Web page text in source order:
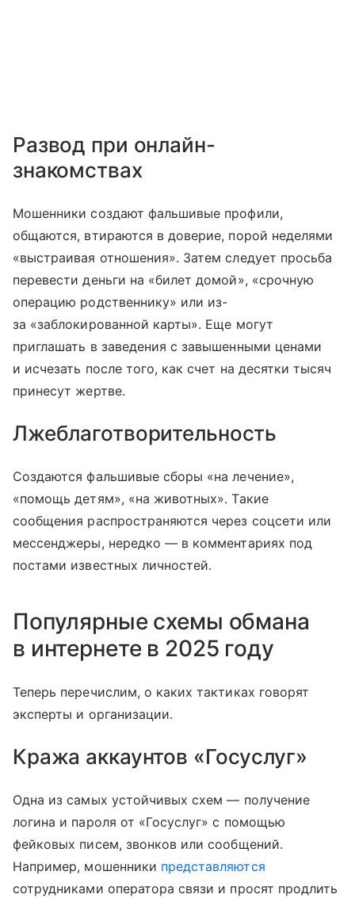
Развод при онлайн-
знакомствах
Мошенники создают фальшивые профили,
общаются, втираются в доверие, порой неделями
«выстраивая отношения». Затем следует просьба
перевести деньги на «билет домой», «срочную
операцию родственнику» или из-
за «заблокированной карты». Еще могут
приглашать в заведения с завышенными ценами
и исчезать после того, как счет на десятки тысяч
принесут жертве.
Лжеблаготворительность
Создаются фальшивые сборы «на лечение»,
«помощь детям», «на животных». Такие
сообщения распространяются через соцсети или
мессенджеры, нередко — в комментариях под
постами известных личностей.
Популярные схемы обмана
в интернете в 2025 году
Теперь перечислим, о каких тактиках говорят
эксперты и организации.
Кража аккаунтов «Госуслуг»
Одна из самых устойчивых схем — получение
логина и пароля от «Госуслуг» с помощью
фейковых писем, звонков или сообщений.
Например, мошенники представляются
сотрудниками оператора связи и просят продлить